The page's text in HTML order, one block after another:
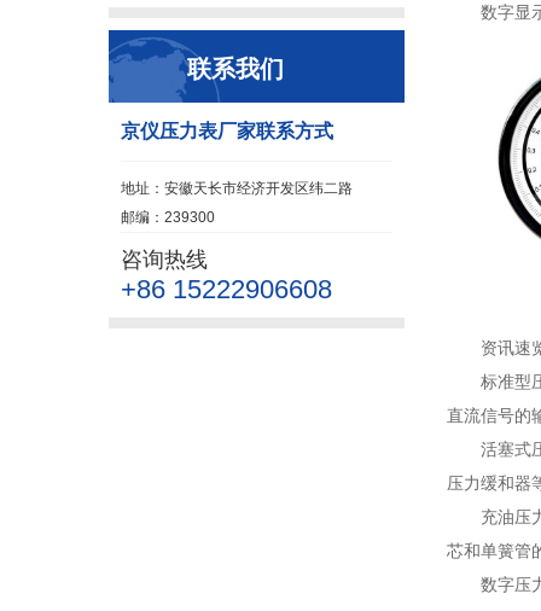
联系我们
京仪压力表厂家联系方式
地址：安徽天长市经济开发区纬二路
邮编：239300
咨询热线
+86 15222906608
数字显
资讯速
标准型
直流信号的
活塞式
压力缓和器
充油压
芯和单簧管
数字压